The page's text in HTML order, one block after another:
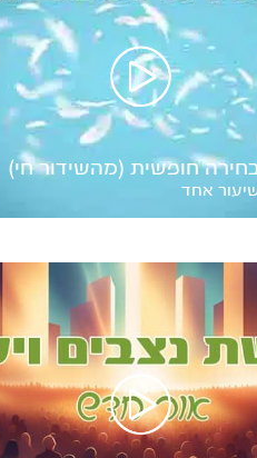
חופשית (מהשידור חי)
אחד